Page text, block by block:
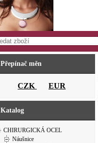
Přepínač měn
CZK EUR
Katalog
CHIRURGICKÁ OCEL
Náušnice